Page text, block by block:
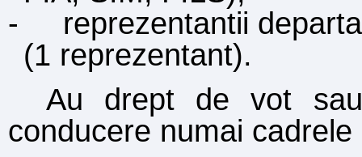
-
reprezentantii
(1 reprezentant).
Au drept de vot
conducere numai